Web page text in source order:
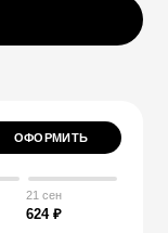
ОФОРМИТЬ
21 сен
624 ₽